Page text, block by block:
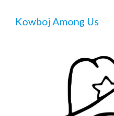
Kowboj Among Us